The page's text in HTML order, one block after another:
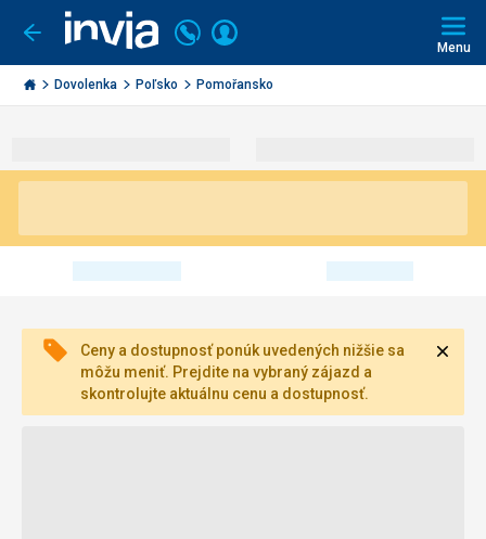
Ísť
späť
Invia.sk
Volajte
+421
2
3221
Prihlásiť
Menu
Dovolenka Poľsko Pomořansko
Ceny a dostupnosť ponúk uvedených nižšie sa
môžu meniť. Prejdite na vybraný zájazd a
skontrolujte aktuálnu cenu a dostupnosť.